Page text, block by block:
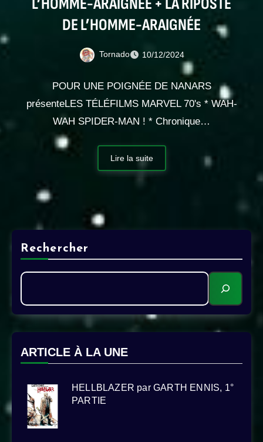
DE L’HOMME-ARAIGNÉE
Tornado 10/12/2024
POUR UNE POIGNÉE DE NANARS
présenteLES TÉLÉFILMS MARVEL 70's * WAH-
WAH SPIDER-MAN ! * Chronique…
Lire la suite
Rechercher
ARTICLE À LA UNE
HELLBLAZER par GARTH ENNIS, 1°
PARTIE